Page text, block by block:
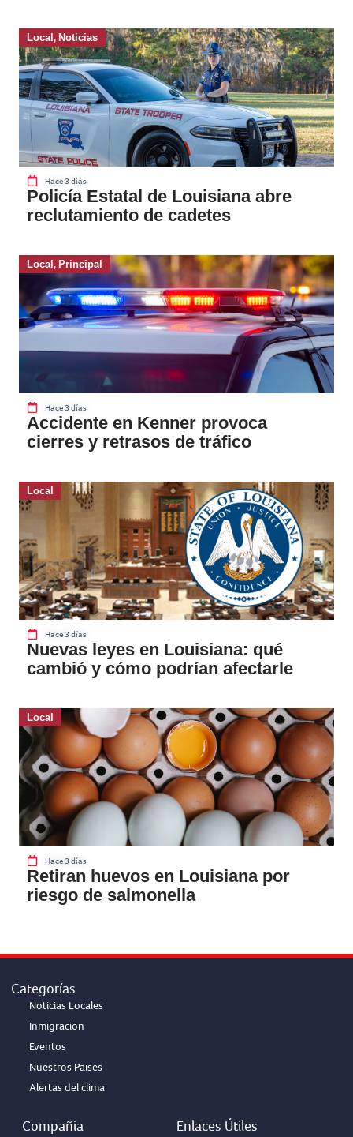
Local , Noticias
Hace 3 días
Policía Estatal de Louisiana abre
reclutamiento de cadetes
Local , Principal
Hace 3 días
Accidente en Kenner provoca
cierres y retrasos de tráfico
Local
Hace 3 días
Nuevas leyes en Louisiana: qué
cambió y cómo podrían afectarle
Local
Hace 3 días
Retiran huevos en Louisiana por
riesgo de salmonella
Categorías
Noticias Locales
Inmigracion
Eventos
Nuestros Paises
Alertas del clima
Compañia Enlaces Útiles